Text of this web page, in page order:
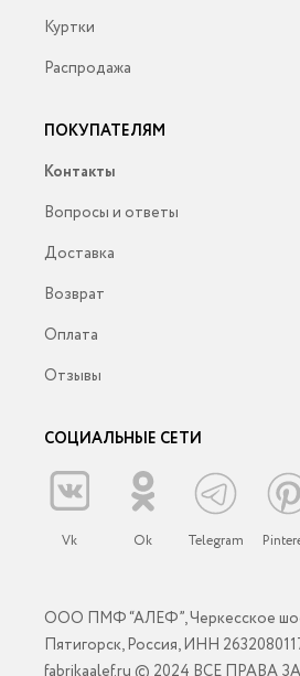
Куртки
Распродажа
ПОКУПАТЕЛЯМ
Контакты
Вопросы и ответы
Доставка
Возврат
Оплата
Отзывы
СОЦИАЛЬНЫЕ СЕТИ
Vk Ok Telegram
ООО ПМФ “АЛЕФ”, Черкесское
Пятигорск, Россия, ИНН